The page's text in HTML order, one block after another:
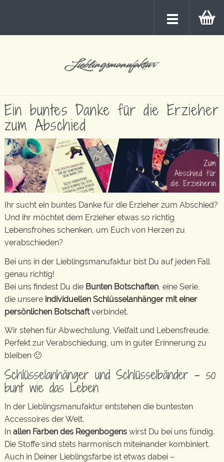
Ein buntes Danke für die Erzieher
zum Abschied
Ihr sucht ein buntes Danke für die Erzieher zum Abschied?
Und ihr möchtet dem Erzieher etwas so richtig
Lebensfrohes schenken, um Euch von Herzen zu
verabschieden?
Bei uns in der Lieblingsmanufaktur bist Du auf jeden Fall
genau richtig!
Bei uns findest Du die Bunten Botschaften , eine Serie,
die unsere individuellen Schlüsselanhänger mit einer
persönlichen Botschaftverbindet.
Wir stehen für Abwechslung, Vielfalt und Lebensfreude.
Perfekt zur Verabschiedung, um in guter Erinnerung zu
bleiben 🙂
Schlüsselanhänger und Schlüsselbänder – so
bunt wie das Leben
In der Lieblingsmanufaktur entstehen die buntesten
Accessoires der Welt.
In allen Farben des Regenbogens wirst Du bei uns fündig.
Die Stoffe sind stets harmonisch miteinander kombiniert.
Auch in Deiner Lieblingsfarbe ist etwas dabei –